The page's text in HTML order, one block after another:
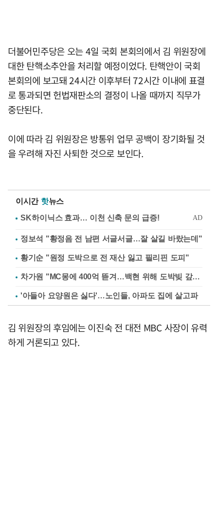
더불어민주당은 오는 4일 국회 본회의에서 김 위원장에
대한 탄핵소추안을 처리할 예정이었다. 탄핵안이 국회
본회의에 보고돼 24시간 이후부터 72시간 이내에 표결
로 통과되면 헌법재판소의 결정이 나올 때까지 직무가
중단된다.
이에 따라 김 위원장은 방통위 업무 공백이 장기화될 것
을 우려해 자진 사퇴한 것으로 보인다.
이시간 핫뉴스
정보석 "황정음 전 남편 서글서글…잘 살길 바랐는데"
황기순 "원정 도박으로 전 재산 잃고 필리핀 도피"
차가원 "MC몽에 400억 뜯겨…백현 위해 도박빚 갚아줘"
'아들아 요양원은 싫다'…노인들, 아파도 집에 살고파
김 위원장의 후임에는 이진숙 전 대전 MBC 사장이 유력
하게 거론되고 있다.